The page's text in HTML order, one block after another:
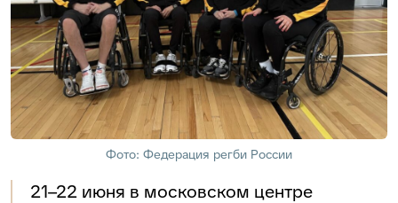
Фото: Федерация регби России
21–22 июня в московском центре